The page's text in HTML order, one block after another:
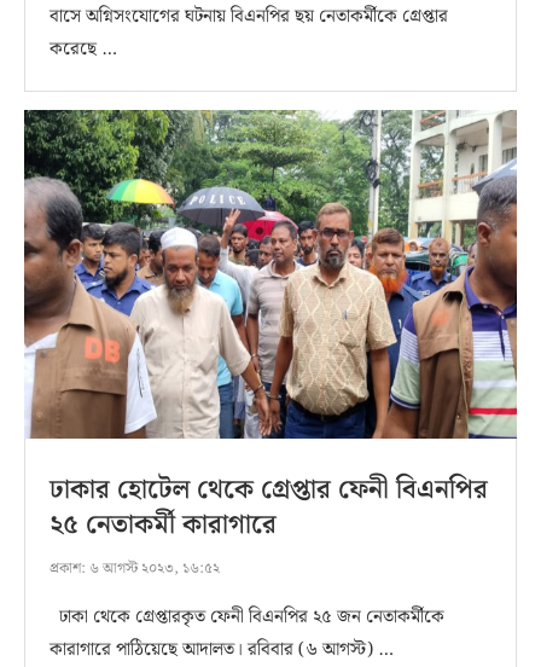
বাসে অগ্নিসংযোগের ঘটনায় বিএনপির ছয় নেতাকর্মীকে গ্রেপ্তার
করেছে …
ঢাকার হোটেল থেকে গ্রেপ্তার ফেনী বিএনপির
২৫ নেতাকর্মী কারাগারে
প্রকাশ: ৬ আগস্ট ২০২৩, ১৬:৫২
ঢাকা থেকে গ্রেপ্তারকৃত ফেনী বিএনপির ২৫ জন নেতাকর্মীকে
কারাগারে পাঠিয়েছে আদালত। রবিবার (৬ আগস্ট) …